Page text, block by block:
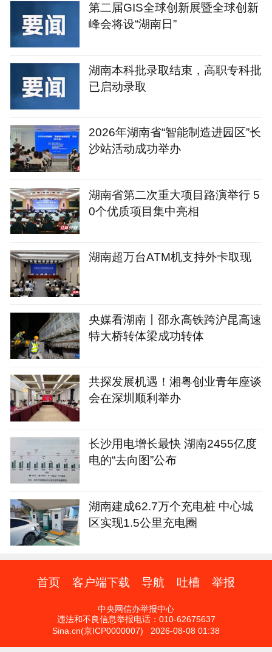
第二届GIS全球创新展暨全球创新
峰会将设“湖南日”
湖南本科批录取结束，高职专科批
已启动录取
2026年湖南省“智能制造进园区”长
沙站活动成功举办
湖南省第二次重大项目路演举行 5
0个优质项目集中亮相
湖南超万台ATM机支持外卡取现
央媒看湖南丨邵永高铁跨沪昆高速
特大桥转体梁成功转体
共探发展机遇！湘粤创业青年座谈
会在深圳顺利举办
长沙用电增长最快 湖南2455亿度
电的“去向图”公布
湖南建成62.7万个充电桩 中心城
区实现1.5公里充电圈
首页 客户端下载 导航 吐槽 举报
中央网信办举报中心
违法和不良信息举报电话：010-62675637
Sina.cn(京ICP0000007) 2026-08-08 01:38